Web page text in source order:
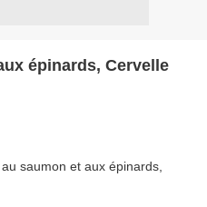
épinards, Cervelle